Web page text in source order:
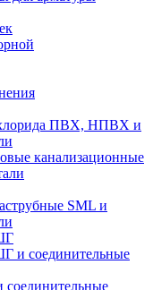
ПВХ, НПВХ и
канализационные
SML и
и соединительные